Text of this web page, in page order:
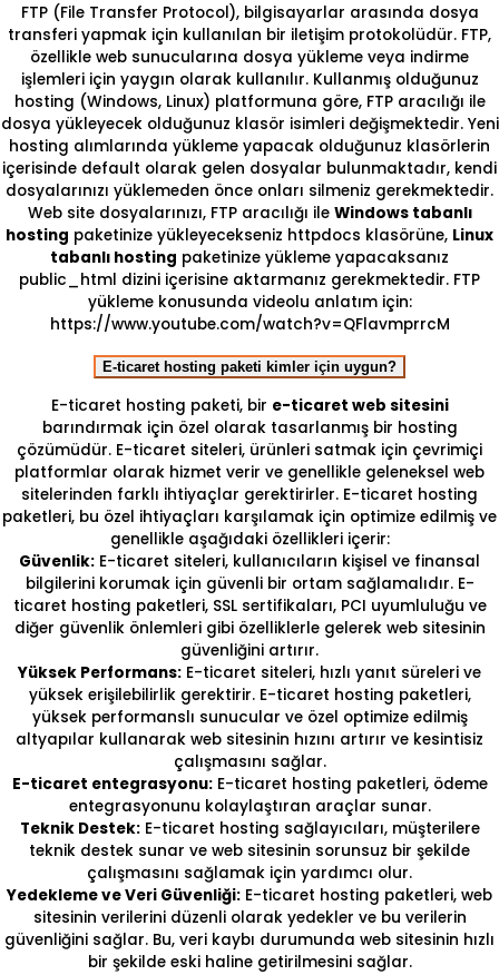
FTP (File Transfer Protocol), bilgisayarlar arasında dosya
transferi yapmak için kullanılan bir iletişim protokolüdür. FTP,
özellikle web sunucularına dosya yükleme veya indirme
işlemleri için yaygın olarak kullanılır. Kullanmış olduğunuz
hosting (Windows, Linux) platformuna göre, FTP aracılığı ile
dosya yükleyecek olduğunuz klasör isimleri değişmektedir. Yeni
hosting alımlarında yükleme yapacak olduğunuz klasörlerin
içerisinde default olarak gelen dosyalar bulunmaktadır, kendi
dosyalarınızı yüklemeden önce onları silmeniz gerekmektedir.
Web site dosyalarınızı, FTP aracılığı ile Windows tabanlı
hosting paketinize yükleyecekseniz httpdocs klasörüne, Linux
tabanlı hosting paketinize yükleme yapacaksanız
public_html dizini içerisine aktarmanız gerekmektedir. FTP
yükleme konusunda videolu anlatım için:
https://www.youtube.com/watch?v=QFlavmprrcM
E-ticaret hosting paketi kimler için uygun?
E-ticaret hosting paketi, bir e-ticaret web sitesini
barındırmak için özel olarak tasarlanmış bir hosting
çözümüdür. E-ticaret siteleri, ürünleri satmak için çevrimiçi
platformlar olarak hizmet verir ve genellikle geleneksel web
sitelerinden farklı ihtiyaçlar gerektirirler. E-ticaret hosting
paketleri, bu özel ihtiyaçları karşılamak için optimize edilmiş ve
genellikle aşağıdaki özellikleri içerir:
Güvenlik: E-ticaret siteleri, kullanıcıların kişisel ve finansal
bilgilerini korumak için güvenli bir ortam sağlamalıdır. E-
ticaret hosting paketleri, SSL sertifikaları, PCI uyumluluğu ve
diğer güvenlik önlemleri gibi özelliklerle gelerek web sitesinin
güvenliğini artırır.
Yüksek Performans: E-ticaret siteleri, hızlı yanıt süreleri ve
yüksek erişilebilirlik gerektirir. E-ticaret hosting paketleri,
yüksek performanslı sunucular ve özel optimize edilmiş
altyapılar kullanarak web sitesinin hızını artırır ve kesintisiz
çalışmasını sağlar.
E-ticaret entegrasyonu:E-ticaret hosting paketleri, ödeme
entegrasyonunu kolaylaştıran araçlar sunar.
Teknik Destek:E-ticaret hosting sağlayıcıları, müşterilere
teknik destek sunar ve web sitesinin sorunsuz bir şekilde
çalışmasını sağlamak için yardımcı olur.
Yedekleme ve Veri Güvenliği: E-ticaret hosting paketleri, web
sitesinin verilerini düzenli olarak yedekler ve bu verilerin
güvenliğini sağlar. Bu, veri kaybı durumunda web sitesinin hızlı
bir şekilde eski haline getirilmesini sağlar.